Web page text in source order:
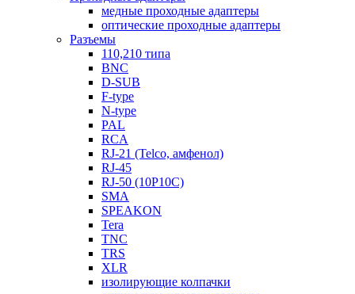
медные проходные адаптеры
оптические проходные адаптеры
Разъемы
110,210 типа
BNC
D-SUB
F-type
N-type
PAL
RCA
RJ-21 (Telco, амфенол)
RJ-45
RJ-50 (10P10C)
SMA
SPEAKON
Tera
TNC
TRS
XLR
изолирующие колпачки